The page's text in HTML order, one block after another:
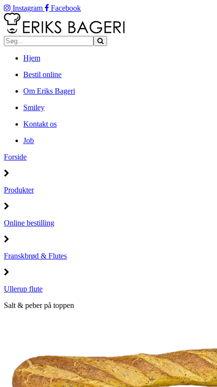
Instagram Facebook
Hjem
Bestil online
Om Eriks Bageri
Smiley
Kontakt os
Job
Forside
Produkter
Online bestilling
Franskbrød & Flutes
Ullerup flute
Salt & peber på toppen